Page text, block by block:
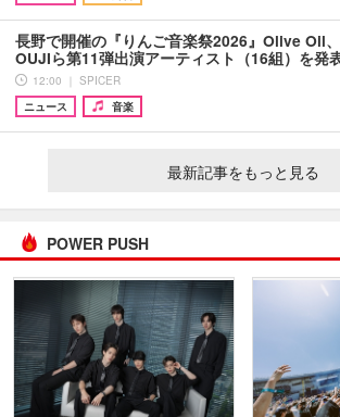
長野で開催の『りんご音楽祭2026』Olive Oil
OUJIら第11弾出演アーティスト（16組）を発
12:00 ｜ SPICER
ニュース
音楽
最新記事をもっと見る
POWER PUSH